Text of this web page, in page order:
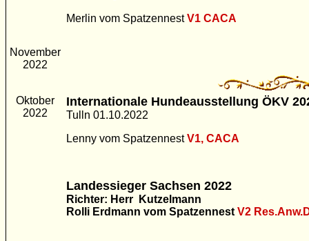
Merlin vom SpatzennestV1 CACA
November
2022
Oktober
2022
Internationale Hundeausstellung ÖKV
Tulln 01.10.2022
Lenny vom SpatzennestV1, CACA
Landessieger Sachsen 2022
Richter: Herr Kutzelmann
Rolli Erdmann vom Spatzennest V2